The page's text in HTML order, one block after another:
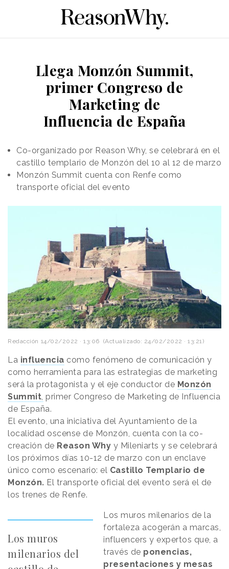
Llega Monzón Summit,
primer Congreso de
Marketing de
Influencia de España
Co-organizado por Reason Why, se celebrará en el
castillo templario de Monzón del 10 al 12 de marzo
Monzón Summit cuenta con Renfe como
transporte oficial del evento
Redacción 14/02/2022 · 13:06 (Actualizado: 24/02/2022 · 13:21)
La influencia como fenómeno de comunicación y
como herramienta para las estrategias de marketing
será la protagonista y el eje conductor de Monzón
Summit, primer Congreso de Marketing de Influencia
de España.
El evento, una iniciativa del Ayuntamiento de la
localidad oscense de Monzón, cuenta con la co-
creación de Reason Why y Mileniarts y se celebrará
los próximos días 10-12 de marzo con un enclave
único como escenario: el Castillo Templario de
Monzón. El transporte oficial del evento será el de
los trenes de Renfe.
Los muros
milenarios del
Los muros milenarios de la
fortaleza acogerán a marcas,
influencers y expertos que, a
través de ponencias,
presentaciones y mesas